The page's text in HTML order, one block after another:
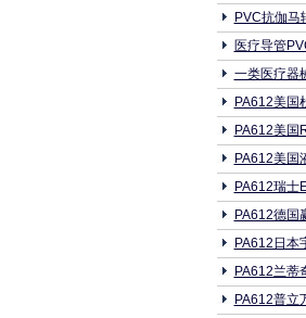
PVC抗伽马
医疗导管
一类医疗器
PA612美国
PA612美国
PA612美国
PA612瑞士
PA612德国
PA612日本
PA612兰蒂
PA612普立